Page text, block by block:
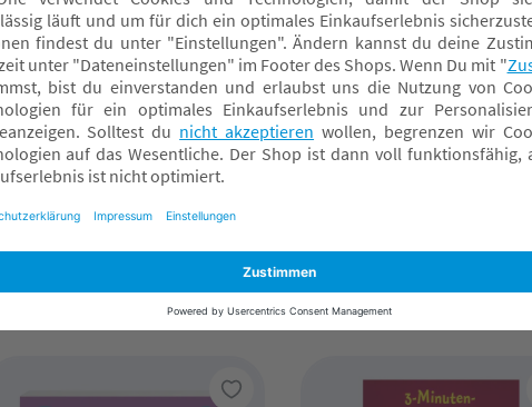
Loewe
3-Minuten-
Vorlesegeschichten - Unter
Fachmarkt wählen
Ravensburger
Play+ Mein allererstes
Fachmarkt wählen